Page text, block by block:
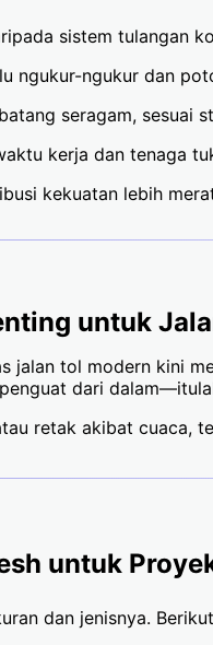
sistem tulangan
ngukur-ngukur dan
seragam, sesuai
kerja dan tenaga
kekuatan lebih
untuk
jalan tol modern kini
dari
retak akibat cuaca,
untuk
dan jenisnya.